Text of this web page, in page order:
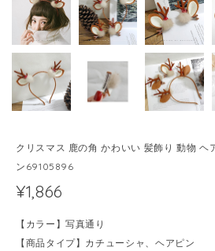
クリスマス 鹿の角 かわいい 髪飾り 動物 ヘ
ン69105896
¥1,866
【カラー】写真通り
【商品タイプ】カチューシャ、ヘアピン